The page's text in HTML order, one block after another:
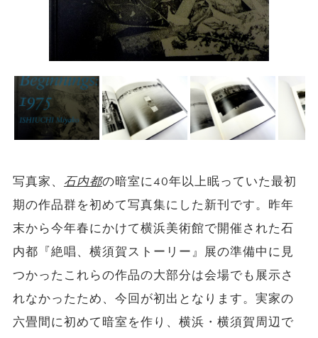
写真家、 石内都の暗室に40年以上眠っていた最初
期の作品群を初めて写真集にした新刊です。昨年
末から今年春にかけて横浜美術館で開催された石
内都『絶唱、横須賀ストーリー』展の準備中に見
つかったこれらの作品の大部分は会場でも展示さ
れなかったため、今回が初出となります。実家の
六畳間に初めて暗室を作り、横浜・横須賀周辺で